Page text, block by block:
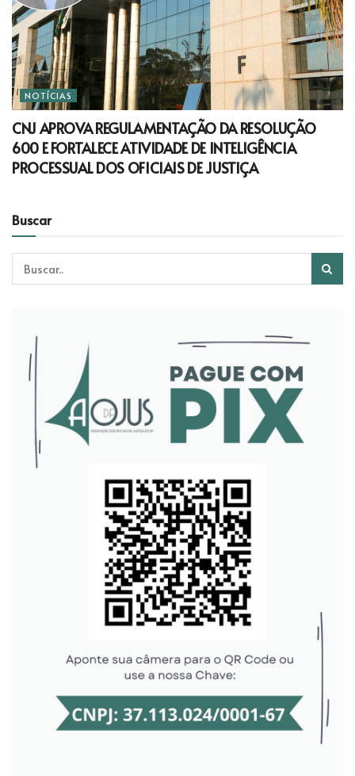
NOTÍCIAS
CNJ APROVA REGULAMENTAÇÃO DA RESOLUÇÃO
600 E FORTALECE ATIVIDADE DE INTELIGÊNCIA
PROCESSUAL DOS OFICIAIS DE JUSTIÇA
Buscar